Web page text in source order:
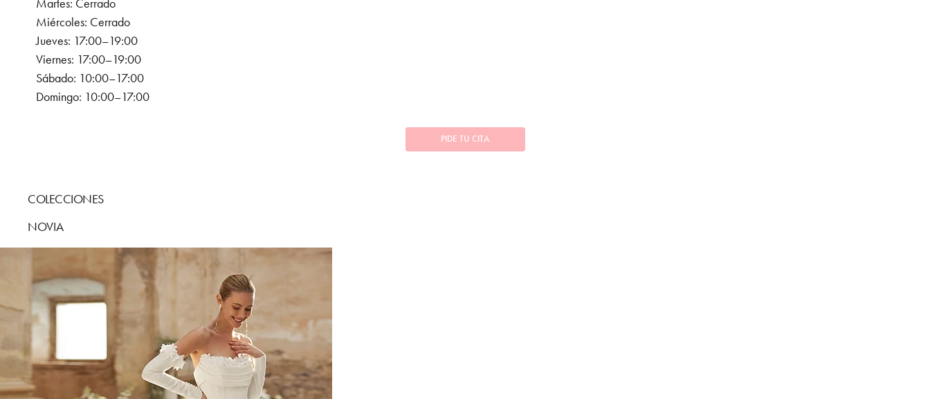
Martes: Cerrado
Miércoles: Cerrado
Jueves: 17:00–19:00
Viernes: 17:00–19:00
Sábado: 10:00–17:00
Domingo: 10:00–17:00
PIDE TU CITA
COLECCIONES
NOVIA